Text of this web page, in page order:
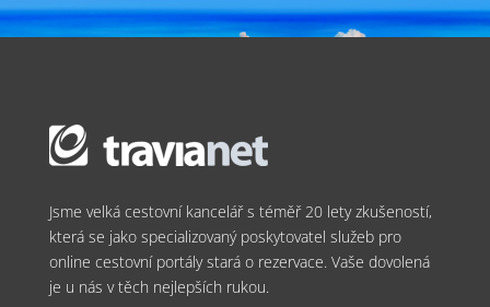
Jsme velká cestovní kancelář s téměř 20 lety zkušeností,
která se jako specializovaný poskytovatel služeb pro
online cestovní portály stará o rezervace. Vaše dovolená
je u nás v těch nejlepších rukou.